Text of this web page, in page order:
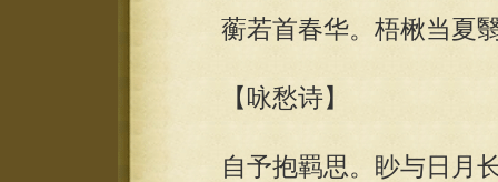
蘅若首春华。梧楸当夏翳
【咏愁诗】
自予抱羁思。眇与日月长